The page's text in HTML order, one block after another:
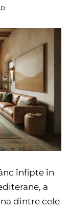
înfipte în
a
dintre cele